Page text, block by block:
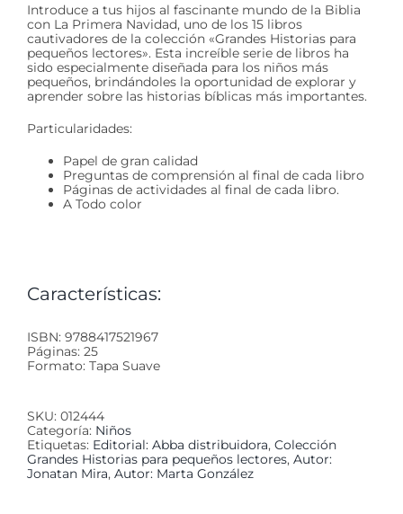
Introduce a tus hijos al fascinante mundo de la Biblia
con La Primera Navidad, uno de los 15 libros
cautivadores de la colección «Grandes Historias para
pequeños lectores». Esta increíble serie de libros ha
sido especialmente diseñada para los niños más
pequeños, brindándoles la oportunidad de explorar y
aprender sobre las historias bíblicas más importantes.
Particularidades:
Papel de gran calidad
Preguntas de comprensión al final de cada libro
Páginas de actividades al final de cada libro.
A Todo color
Características:
ISBN: 9788417521967
Páginas: 25
Formato: Tapa Suave
SKU: 012444
Categoría: Niños
Etiquetas: Editorial: Abba distribuidora, Colección
Grandes Historias para pequeños lectores, Autor:
Jonatan Mira, Autor: Marta González